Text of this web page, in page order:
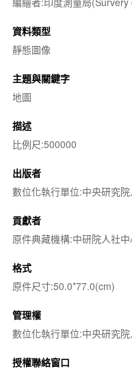
資料類型
靜態圖像
主題與關鍵字
地圖
描述
比例尺:500000
出版者
數位化執行單位:中央研究
貢獻者
原件典藏機構:中研院人社
格式
原件尺寸:50.0*77.0(cm)
管理權
數位化執行單位:中央研究
授權聯絡窗口